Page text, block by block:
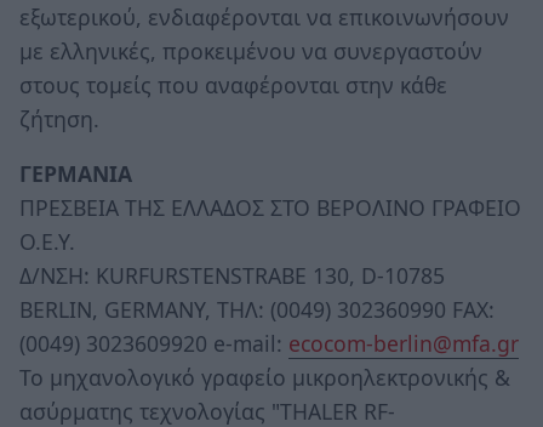
εξωτερικού, ενδιαφέρονται να επικοινωνήσουν
με ελληνικές, προκειμένου να συνεργαστούν
στους τομείς που αναφέρονται στην κάθε
ζήτηση.
ΓΕΡΜΑΝΙΑ
ΠΡΕΣΒΕΙΑ ΤΗΣ ΕΛΛΑΔΟΣ ΣΤΟ ΒΕΡΟΛΙΝΟ ΓΡΑΦΕΙΟ
Ο.Ε.Υ.
Δ/ΝΣΗ: KURFURSTENSTRABE 130, D-10785
BERLIN, GERMANY, ΤΗΛ: (0049) 302360990 FAX:
(0049) 3023609920 e-mail: ecocom-berlin@mfa.gr
Το μηχανολογικό γραφείο μικροηλεκτρονικής &
ασύρματης τεχνολογίας "ΤHALER RF-